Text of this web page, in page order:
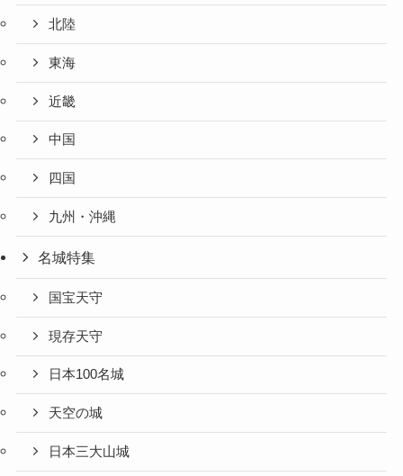
北陸
東海
近畿
中国
四国
九州・沖縄
名城特集
国宝天守
現存天守
日本100名城
天空の城
日本三大山城